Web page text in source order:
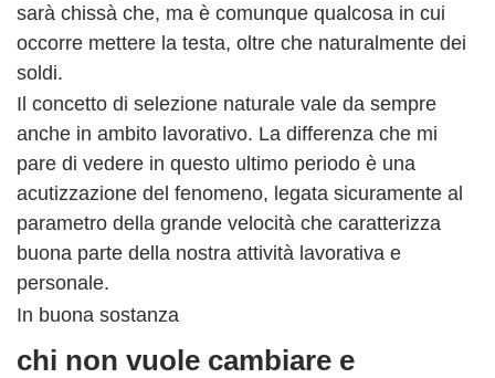
sarà chissà che, ma è comunque qualcosa in cui
occorre mettere la testa, oltre che naturalmente dei
soldi.
Il concetto di selezione naturale vale da sempre
anche in ambito lavorativo. La differenza che mi
pare di vedere in questo ultimo periodo è una
acutizzazione del fenomeno, legata sicuramente al
parametro della grande velocità che caratterizza
buona parte della nostra attività lavorativa e
personale.
In buona sostanza
chi non vuole cambiare e